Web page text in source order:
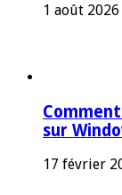
1 août 2026
sur
17 février